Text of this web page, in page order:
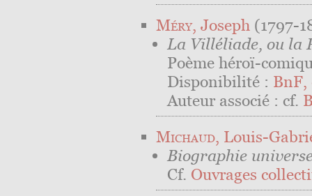
Méry, Joseph (1797-
La Villéliade, ou la
Poème héroï-
Disponibilité : BnF,
Auteur associé : cf.
Michaud, Louis-
Biographie
Cf. Ouvrages